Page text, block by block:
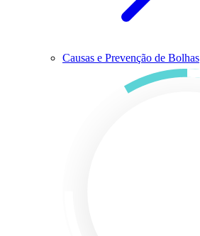
Causas e Prevenção de Bolhas